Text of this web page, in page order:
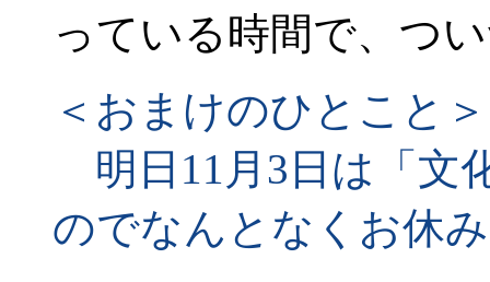
っている時間で、つ
＜おまけのひとこと＞
明日11月3日は「文
のでなんとなくお休